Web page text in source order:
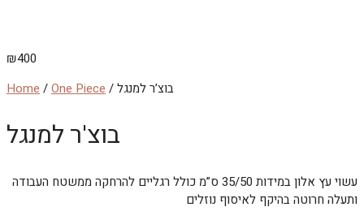
₪400
Home /One Piece / בוצ’ר למנגל
בוצ'ר למנגל
עשוי עץ אלון במידות 35/50 ס”מ כולל רגליים להרחקה ממשטח העבודה
ותעלה חרוטה בהיקף לאיסוף נוזלים